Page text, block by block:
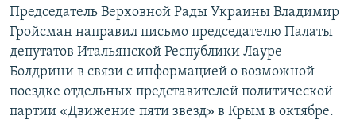
ТЕЛЕПРОЕКТ КРЫМ.РЕАЛИИ
СОВЕТЫ ПРАВОЗАЩИТНИКОВ
ПРОПАВШИЕ БЕЗ ВЕСТИ
ПОБЕДИТЕЛЕЙ НЕ СУДЯТ?
Українською
Qırımtatar
ПРИСОЕДИНЯЙТЕСЬ!
Председатель Верховной Рады Украины Владимир
Гройсман направил письмо председателю Палаты
депутатов Итальянской Республики Лауре
Болдрини в связи с информацией о возможной
поездке отдельных представителей политической
партии «Движение пяти звезд» в Крым в октябре.